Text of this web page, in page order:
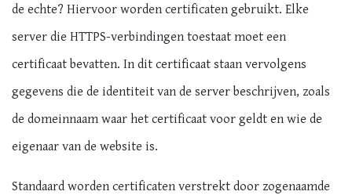
de echte? Hiervoor worden certificaten gebruikt. Elke
server die HTTPS-verbindingen toestaat moet een
certificaat bevatten. In dit certificaat staan vervolgens
gegevens die de identiteit van de server beschrijven, zoals
de domeinnaam waar het certificaat voor geldt en wie de
eigenaar van de website is.
Standaard worden certificaten verstrekt door zogenaamde